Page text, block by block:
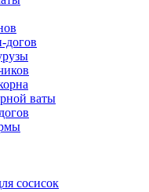
догов
ваты
сосисок